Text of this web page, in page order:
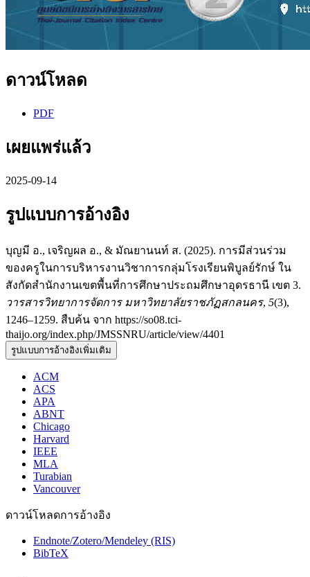
ดาวน์โหลด
PDF
เผยแพร่แล้ว
2025-09-14
รูปแบบการอ้างอิง
บุญมี อ., เจริญผล อ., & มัณยานนท์ ส. (2025). การมีส่วนร่วม
ของครูในการบริหารงานวิชาการกลุ่มโรงเรียนพิบูลย์รักษ์ ใน
สังกัดสำนักงานเขตพื้นที่การศึกษาประถมศึกษาอุดรธานี เขต 3.
วารสารวิทยาการจัดการ มหาวิทยาลัยราชภัฏสกลนคร, 5(3),
1246–1259. สืบค้น จาก https://so08.tci-
thaijo.org/index.php/JMSSNRU/article/view/4401
รูปแบบการอ้างอิงเพิ่มเติม
ACM
ACS
APA
ABNT
Chicago
Harvard
IEEE
MLA
Turabian
Vancouver
ดาวน์โหลดการอ้างอิง
Endnote/Zotero/Mendeley (RIS)
BibTeX